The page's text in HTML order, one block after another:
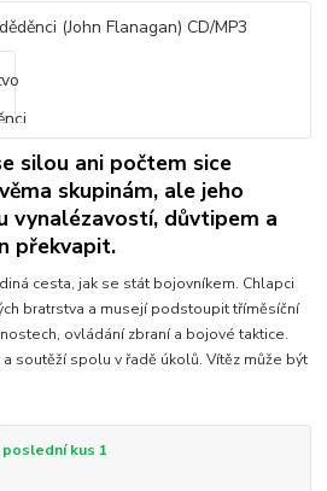
silou ani počtem sice
skupinám, ale jeho
vynalézavostí, důvtipem a
překvapit.
cesta, jak se stát bojovníkem. Chlapci
bratrstva a musejí podstoupit tříměsíční
ovládání zbraní a bojové taktice.
soutěží spolu v řadě úkolů. Vítěz může být
kus 1